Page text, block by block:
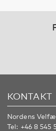
KONTAKT
Nordens
Tel: +46 8 545